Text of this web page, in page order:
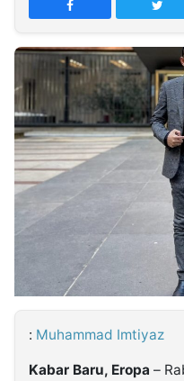
TREETAN
INDONESIA
Partner
Insight
NTB
Suara
Time
Lens
IDN
Daily
Jogja
Jalan
Rakyat
Idealita
News
Kita
Notice
Dinamikapost.com
Radar
Baru
Seedbacklink
Follow
Kabarbaru
: Muhammad Imtiyaz
Kabar Baru, Eropa –